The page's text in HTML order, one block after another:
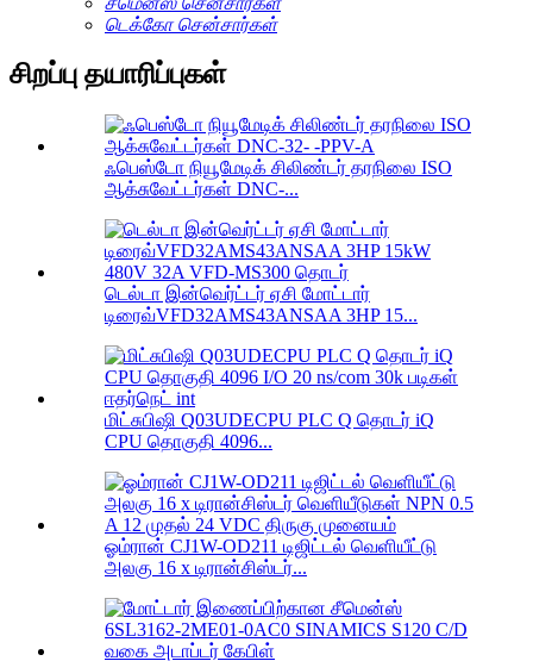
டெக்கோ சென்சார்கள்
சிறப்பு தயாரிப்புகள்
ஃபெஸ்டோ நியூமேடிக் சிலிண்டர் தரநிலை ISO
ஆக்சுவேட்டர்கள் DNC-...
டெல்டா இன்வெர்ட்டர் ஏசி மோட்டார்
டிரைவ்VFD32AMS43ANSAA 3HP 15...
மிட்சுபிஷி Q03UDECPU PLC Q தொடர் iQ
CPU தொகுதி 4096...
ஓம்ரான் CJ1W-OD211 டிஜிட்டல் வெளியீட்டு
அலகு 16 x டிரான்சிஸ்டர்...